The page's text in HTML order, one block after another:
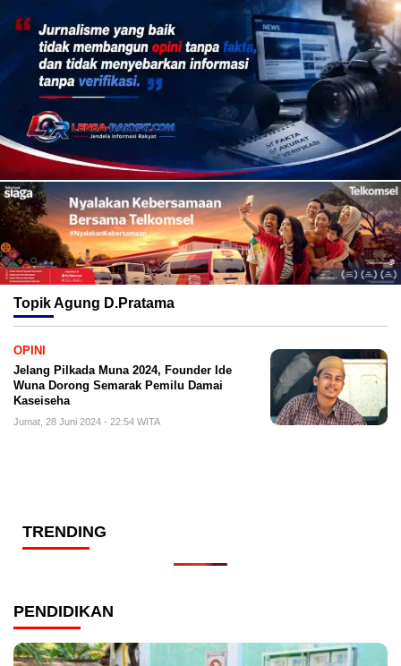
TopikAgung D.Pratama
OPINI
Jelang Pilkada Muna 2024, Founder Ide
Wuna Dorong Semarak Pemilu Damai
Kaseiseha
Jumat, 28 Juni 2024 - 22:54 WITA
TRENDING
PENDIDIKAN